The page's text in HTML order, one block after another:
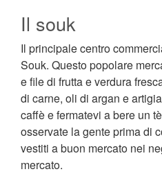
Il souk
Il principale centro
Souk. Questo popolare
e file di frutta e verdura
di carne, oli di argan e
caffè e fermatevi a bere un
osservate la gente prima di
vestiti a buon mercato nei
mercato.